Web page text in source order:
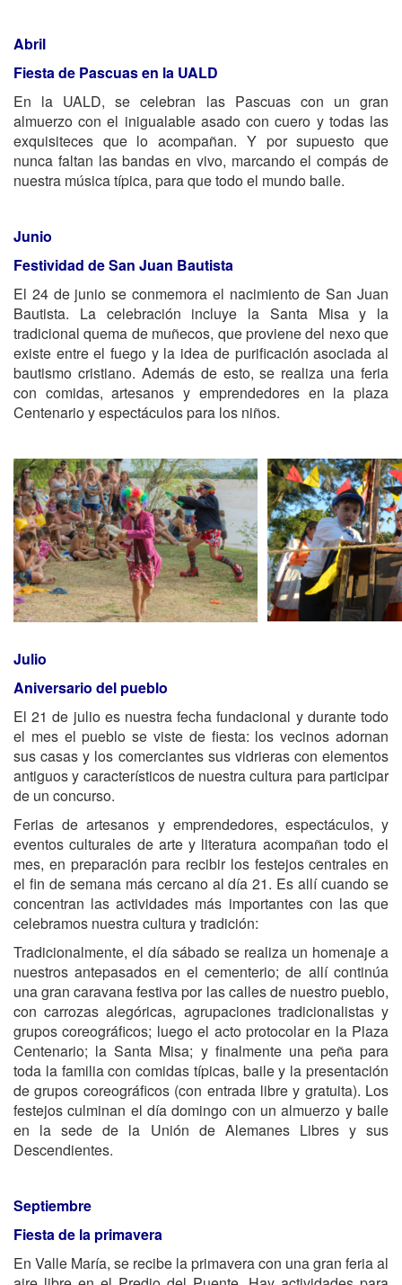
Abril
Fiesta de Pascuas en la UALD
En la UALD, se celebran las Pascuas con un gran
almuerzo con el inigualable asado con cuero y todas las
exquisiteces que lo acompañan. Y por supuesto que
nunca faltan las bandas en vivo, marcando el compás de
nuestra música típica, para que todo el mundo baile.
Junio
Festividad de San Juan Bautista
El 24 de junio se conmemora el nacimiento de San Juan
Bautista. La celebración incluye la Santa Misa y la
tradicional quema de muñecos, que proviene del nexo que
existe entre el fuego y la idea de purificación asociada al
bautismo cristiano. Además de esto, se realiza una feria
con comidas, artesanos y emprendedores en la plaza
Centenario y espectáculos para los niños.
Julio
Aniversario del pueblo
El 21 de julio es nuestra fecha fundacional y durante todo
el mes el pueblo se viste de fiesta: los vecinos adornan
sus casas y los comerciantes sus vidrieras con elementos
antiguos y característicos de nuestra cultura para participar
de un concurso.
Ferias de artesanos y emprendedores, espectáculos, y
eventos culturales de arte y literatura acompañan todo el
mes, en preparación para recibir los festejos centrales en
el fin de semana más cercano al día 21. Es allí cuando se
concentran las actividades más importantes con las que
celebramos nuestra cultura y tradición:
Tradicionalmente, el día sábado se realiza un homenaje a
nuestros antepasados en el cementerio; de allí continúa
una gran caravana festiva por las calles de nuestro pueblo,
con carrozas alegóricas, agrupaciones tradicionalistas y
grupos coreográficos; luego el acto protocolar en la Plaza
Centenario; la Santa Misa; y finalmente una peña para
toda la familia con comidas típicas, baile y la presentación
de grupos coreográficos (con entrada libre y gratuita). Los
festejos culminan el día domingo con un almuerzo y baile
en la sede de la Unión de Alemanes Libres y sus
Descendientes.
Septiembre
Fiesta de la primavera
En Valle María, se recibe la primavera con una gran feria al